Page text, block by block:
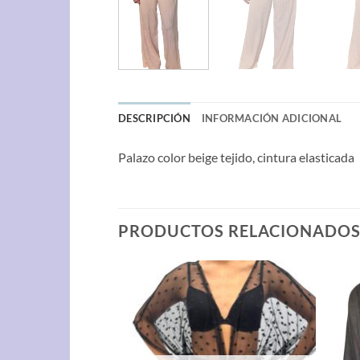
DESCRIPCIÓN INFORMACIÓN ADICIONAL
Palazo color beige tejido, cintura elasticada
PRODUCTOS RELACIONADOS